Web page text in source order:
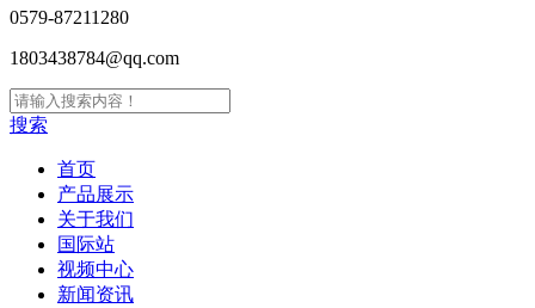
0579-87211280
1803438784@qq.com
搜索
首页
产品展示
关于我们
国际站
视频中心
新闻资讯